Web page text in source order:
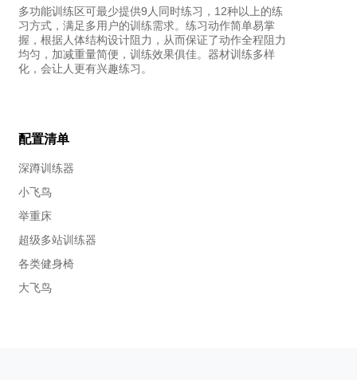
多功能训练区可最少提供9人同时练习，12种以上的练
习方式，满足多用户的训练需求。练习动作简单易掌
握，根据人体结构设计阻力，从而保证了动作全程阻力
均匀，加减重量简便，训练效果俱佳。器材训练多样
化，会让人更有兴趣练习。
配置清单
深蹲训练器
小飞鸟
举重床
超级多站训练器
各类健身椅
大飞鸟